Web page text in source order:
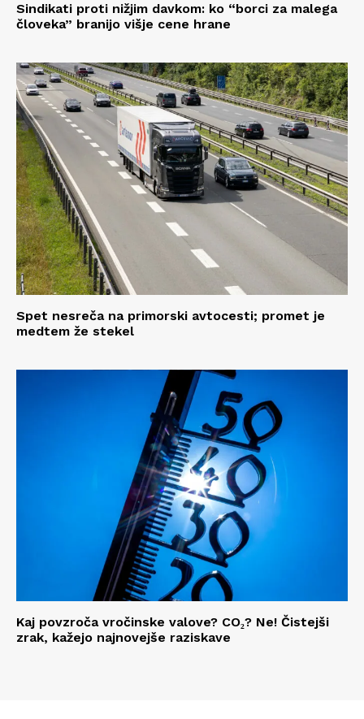
Sindikati proti nižjim davkom: ko “borci za malega
človeka” branijo višje cene hrane
Spet nesreča na primorski avtocesti; promet je
medtem že stekel
Kaj povzroča vročinske valove? CO₂? Ne! Čistejši
zrak, kažejo najnovejše raziskave